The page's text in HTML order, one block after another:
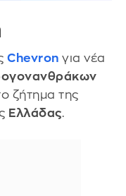
Chevron για νέα
ζήτημα της
Ελλάδας.